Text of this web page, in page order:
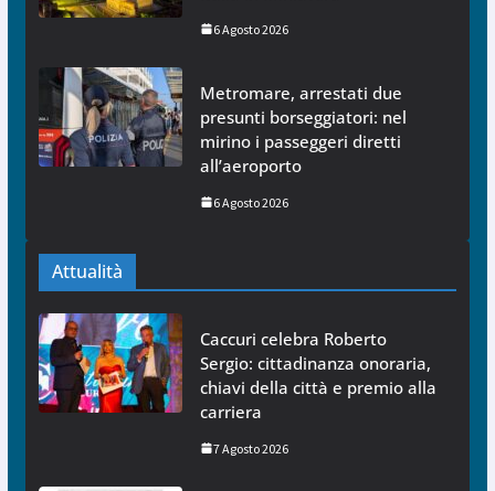
6 Agosto 2026
Metromare, arrestati due
presunti borseggiatori: nel
mirino i passeggeri diretti
all’aeroporto
6 Agosto 2026
Attualità
Caccuri celebra Roberto
Sergio: cittadinanza onoraria,
chiavi della città e premio alla
carriera
7 Agosto 2026